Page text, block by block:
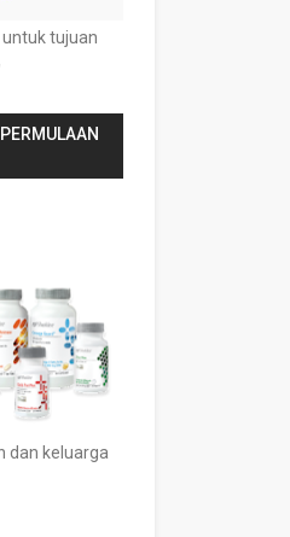
tujuan
dan keluarga